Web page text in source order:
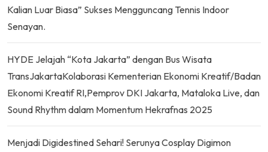
Kalian Luar Biasa” Sukses Mengguncang Tennis Indoor
Senayan.
HYDE Jelajah “Kota Jakarta” dengan Bus Wisata
TransJakartaKolaborasi Kementerian Ekonomi Kreatif/Badan
Ekonomi Kreatif RI,Pemprov DKI Jakarta, Mataloka Live, dan
Sound Rhythm dalam Momentum Hekrafnas 2025
Menjadi Digidestined Sehari! Serunya Cosplay Digimon